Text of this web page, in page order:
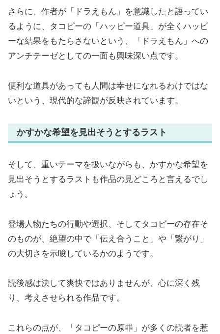
さらに、作者が「ドラえもん」を意識したと語ってい
るように、タコピーの「ハッピー道具」が全くハッピ
ーな結果をもたらさないという、「ドラえもん」への
アンチテーゼとしての一面も興味深い点です。
便利な道具があっても人間は幸せになれるわけではな
いという、現代的な諦観が反映されています。
かすかな希望を見出そうとするラスト
そして、重いテーマを扱いながらも、かすかな希望を
見出そうとするラストも作品の見どころと言えるでし
ょう。
登場人物たちの行動や選択、そしてタコピーの存在そ
のものが、絶望の中で「伝え合うこと」や「繋がり」
の大切さを示唆しているかのようです。
読後感は決して爽快ではありませんが、心に深く残
り、考えさせられる作品です。
これらの点が、「タコピーの原罪」が多くの読者を惹